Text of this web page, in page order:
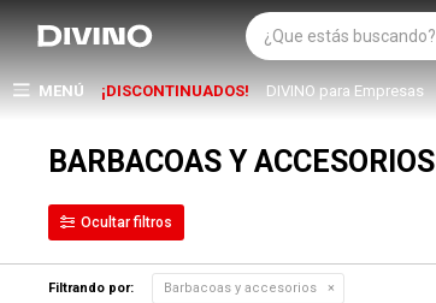
MENÚ ¡DISCONTINUADOS! DIVINO para Empresas
BARBACOAS Y ACCESORIOS
Filtrando por: Barbacoas y accesorios